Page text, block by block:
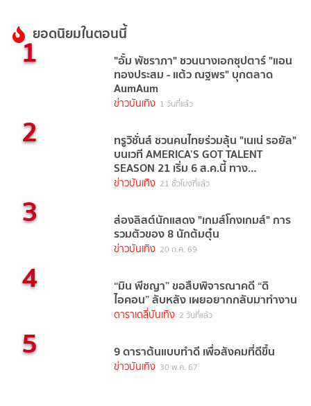
ยอดนิยมในตอนนี้
1 "อั้ม พัชราภา" ชวนนางเอกซุปตาร์ "แอน
ทองประสม - แต้ว ณฐพร" บุกตลาด
AumAum
ข่าวบันเทิง 1 วันที่แล้ว
2 ทรูวิชั่นส์ ชวนคนไทยร่วมลุ้น "เนเน่ รอยัล"
บนเวที AMERICA’S GOT TALENT
SEASON 21 เริ่ม 6 ส.ค.นี้ ทาง
TrueVisions NOW
ข่าวบันเทิง 21 ชั่วโมงที่แล้ว
3 ส่องลิสต์นักแสดง "เกมส์โกงเกมส์" การ
รวมตัวของ 8 นักต้มตุ๋น
ข่าวบันเทิง 20 ก.ค. 69
4 “มิน พีชญา” ขอสืบพิจารณาคดี “ดิ
ไอคอน” ลับหลัง เผยอยากกลับมาทำงาน
ดาราเดลี่บันเทิง 2 วันที่แล้ว
5 9 ดาราต้นแบบทำดี เพื่อสังคมที่ดีขึ้น
ข่าวบันเทิง 30 พ.ค. 67